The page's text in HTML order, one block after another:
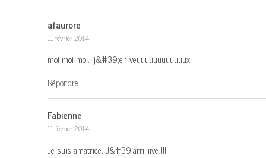
afaurore
11 février 2014
moi moi moi….j&#39;en veuuuuuuuuuuuux
Répondre
Fabienne
11 février 2014
Je suis amatrice. J&#39;arriiiiive !!!